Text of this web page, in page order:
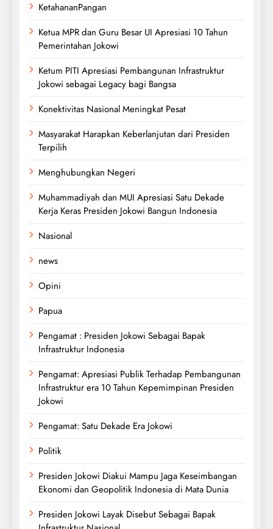
KetahananPangan
Ketua MPR dan Guru Besar UI Apresiasi 10 Tahun
Pemerintahan Jokowi
Ketum PITI Apresiasi Pembangunan Infrastruktur
Jokowi sebagai Legacy bagi Bangsa
Konektivitas Nasional Meningkat Pesat
Masyarakat Harapkan Keberlanjutan dari Presiden
Terpilih
Menghubungkan Negeri
Muhammadiyah dan MUI Apresiasi Satu Dekade
Kerja Keras Presiden Jokowi Bangun Indonesia
Nasional
news
Opini
Papua
Pengamat : Presiden Jokowi Sebagai Bapak
Infrastruktur Indonesia
Pengamat: Apresiasi Publik Terhadap Pembangunan
Infrastruktur era 10 Tahun Kepemimpinan Presiden
Jokowi
Pengamat: Satu Dekade Era Jokowi
Politik
Presiden Jokowi Diakui Mampu Jaga Keseimbangan
Ekonomi dan Geopolitik Indonesia di Mata Dunia
Presiden Jokowi Layak Disebut Sebagai Bapak